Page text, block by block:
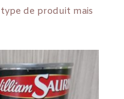
de produit mais